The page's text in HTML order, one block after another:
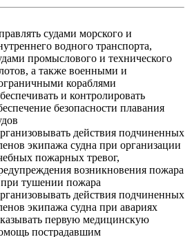
судами морского и
водного транспорта,
промыслового и технического
а также военными и
кораблями
и контролировать
безопасности плавания
действия подчиненных
экипажа судна при организации
пожарных тревог,
возникновения пожара
тушении пожара
действия подчиненных
экипажа судна при авариях
первую медицинскую
пострадавшим